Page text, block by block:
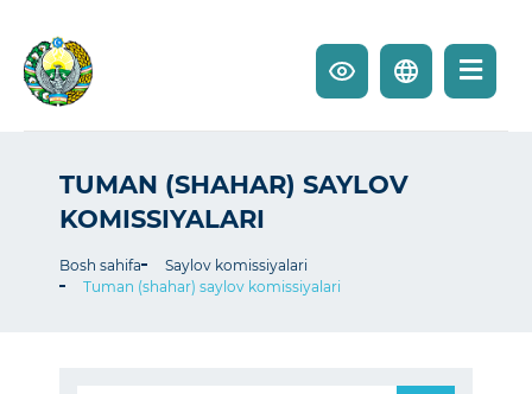
TUMAN (SHAHAR) SAYLOV
KOMISSIYALARI
Bosh sahifa
Saylov komissiyalari
Tuman (shahar) saylov komissiyalari